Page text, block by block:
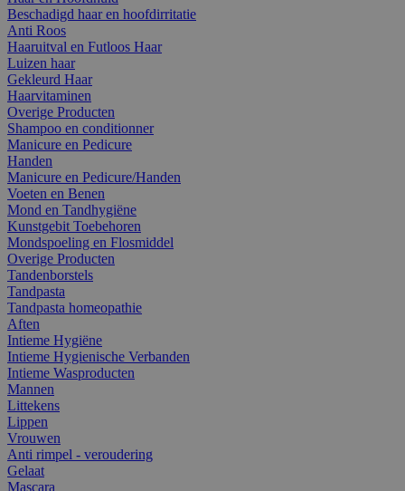
Beschadigd haar en hoofdirritatie
Anti Roos
Haaruitval en Futloos Haar
Luizen haar
Gekleurd Haar
Haarvitaminen
Overige Producten
Shampoo en conditionner
Manicure en Pedicure
Handen
Manicure en Pedicure/Handen
Voeten en Benen
Mond en Tandhygiëne
Kunstgebit Toebehoren
Mondspoeling en Flosmiddel
Overige Producten
Tandenborstels
Tandpasta
Tandpasta homeopathie
Aften
Intieme Hygiëne
Intieme Hygienische Verbanden
Intieme Wasproducten
Mannen
Littekens
Lippen
Vrouwen
Anti rimpel - veroudering
Gelaat
Mascara